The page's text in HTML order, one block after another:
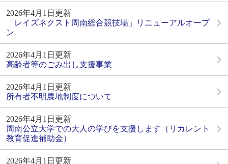
2026年4月1日更新
「レイズネクスト周南総合競技場」リニューアルオープ
ン
2026年4月1日更新
高齢者等のごみ出し支援事業
2026年4月1日更新
所有者不明農地制度について
2026年4月1日更新
周南公立大学での大人の学びを支援します（リカレント
教育促進補助金）
2026年4月1日更新